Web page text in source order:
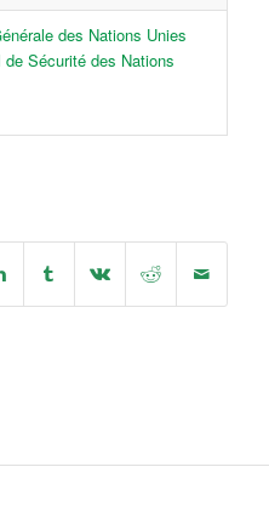
des Nations Unies
de Sécurité des Nations